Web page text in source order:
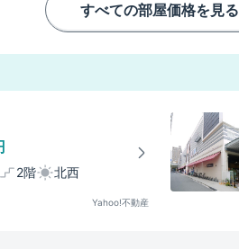
すべての部屋価格を見る
2階 北西
Yahoo!不動産